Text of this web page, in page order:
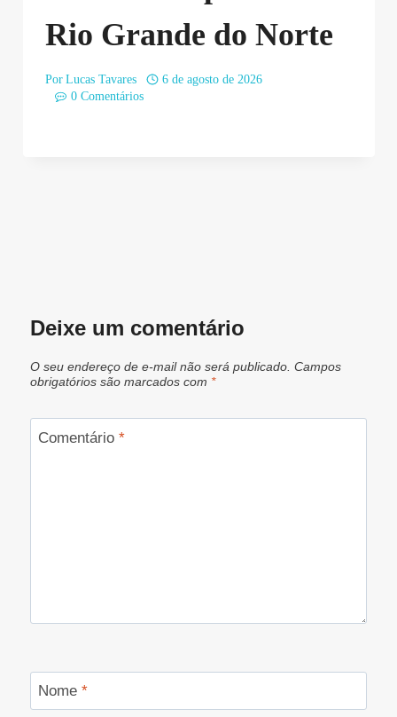
Rio Grande do Norte
Por Lucas Tavares
6 de agosto de 2026
0 Comentários
Deixe um comentário
O seu endereço de e-mail não será publicado. Campos
obrigatórios são marcados com *
Comentário *
Nome *